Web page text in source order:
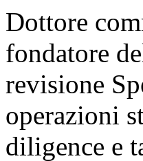
Dottore
fondatore
revisione
operazioni
diligence e